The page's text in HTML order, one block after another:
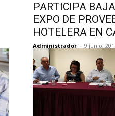
PARTICIPA
EXPO DE
HOTELERA EN
Administrador - 9 junio,